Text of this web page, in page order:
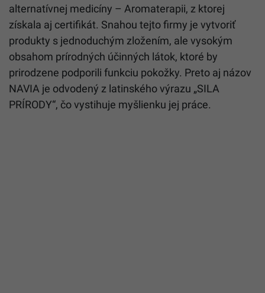
alternatívnej medicíny – Aromaterapii, z ktorej
získala aj certifikát. Snahou tejto firmy je vytvoriť
produkty s jednoduchým zložením, ale vysokým
obsahom prírodných účinných látok, ktoré by
prirodzene podporili funkciu pokožky. Preto aj názov
NAVIA je odvodený z latinského výrazu „SILA
PRÍRODY“, čo vystihuje myšlienku jej práce.